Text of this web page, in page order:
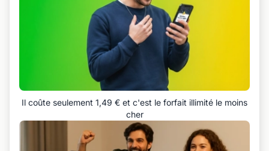
Il coûte seulement 1,49 € et c'est le forfait illimité le moins
cher